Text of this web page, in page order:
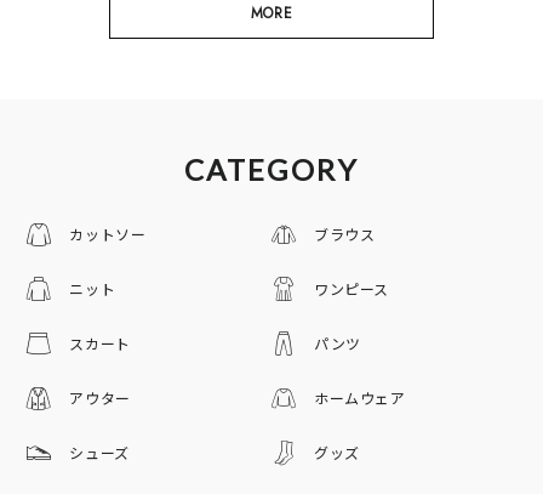
MORE
CATEGORY
カットソー ブラウス
ニット ワンピース
スカート パンツ
アウター ホームウェア
シューズ グッズ